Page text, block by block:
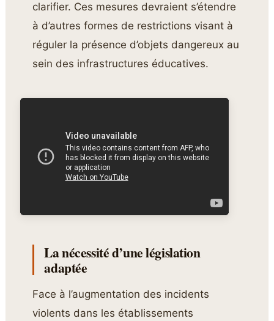
clarifier. Ces mesures devraient s’étendre
à d’autres formes de restrictions visant à
réguler la présence d’objets dangereux au
sein des infrastructures éducatives.
La nécessité d’une législation
adaptée
Face à l’augmentation des incidents
violents dans les établissements